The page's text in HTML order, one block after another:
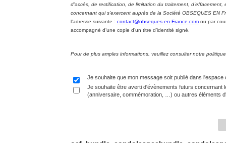
d’accès, de rectification, de limitation du traitement,
concernant qui s’exercent auprès de la Société OBSEQUES EN
l’adresse suivante : contact@obseques-en-France.com ou par
accompagné d’une copie d’un titre d’identité signé.
Pour de plus amples informations, veuillez consulter notre
Je souhaite que mon message soit publié dans l'espace
Je souhaite être averti d'évènements futurs concernant
(anniversaire, commémoration, …) ou autres éléments